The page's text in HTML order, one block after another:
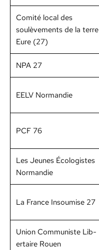
Comité local des
soulève­ments de la terre
Eure (27)
NPA 27
EELV Nor­mandie
PCF 76
Les Jeunes Écol­o­gistes
Nor­mandie
La France Insoumise 27
Union Com­mu­niste Lib­
er­taire Rouen